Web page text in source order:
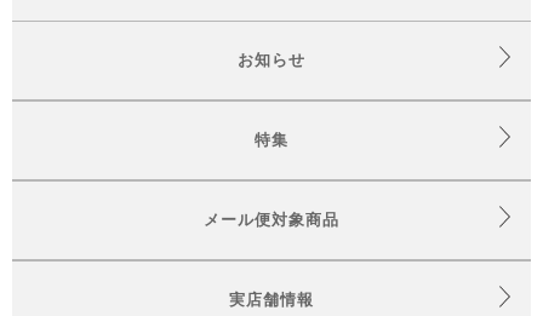
お知らせ
特集
メール便対象商品
実店舗情報